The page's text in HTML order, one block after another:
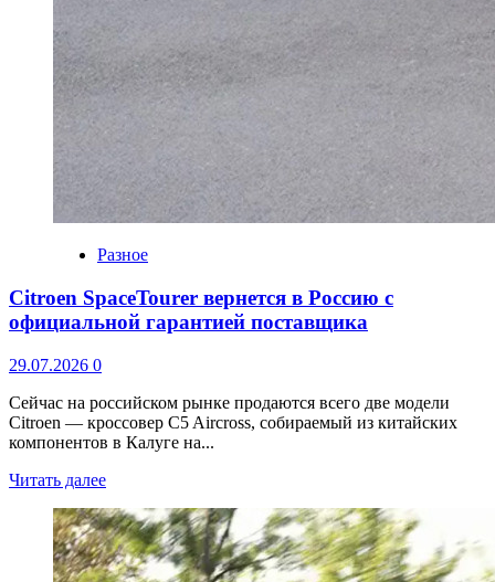
Разное
Citroen SpaceTourer вернется в Россию с
официальной гарантией поставщика
29.07.2026 0
Сейчас на российском рынке продаются всего две модели
Citroen — кроссовер C5 Aircross, собираемый из китайских
компонентов в Калуге на...
Читать далее